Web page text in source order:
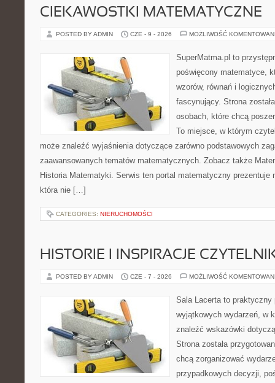
CIEKAWOSTKI MATEMATYCZNE
POSTED BY ADMIN CZE - 9 - 2026 MOŻLIWOŚĆ
SuperMatma.pl to
poświęcony matematyce,
wzorów, równań i
fascynujący. Strona
osobach, które chcą
To miejsce, w którym
może znaleźć wyjaśnienia dotyczące zarówno podstawowych
zaawansowanych tematów matematycznych. Zobacz także
Historia Matematyki. Serwis ten portal matematyczny prezentuje
która nie […]
CATEGORIES: NIERUCHOMOŚCI
HISTORIE I INSPIRACJE
POSTED BY ADMIN CZE - 7 - 2026 MOŻLIWOŚĆ
Sala Lacerta to praktyczny
wyjątkowych wydarzeń, w
znaleźć wskazówki
Strona została
chcą zorganizować
przypadkowych decyzji,